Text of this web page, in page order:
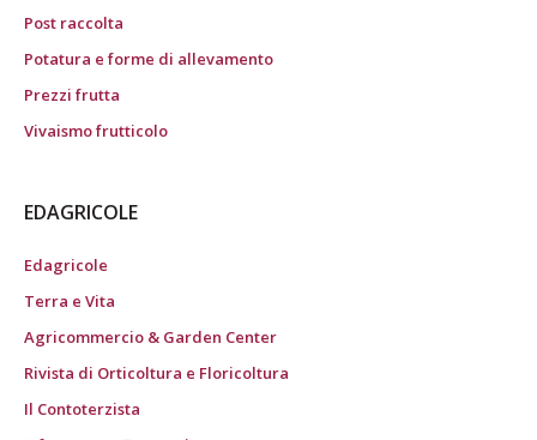
Post raccolta
Potatura e forme di allevamento
Prezzi frutta
Vivaismo frutticolo
EDAGRICOLE
Edagricole
Terra e Vita
Agricommercio & Garden Center
Rivista di Orticoltura e Floricoltura
Il Contoterzista